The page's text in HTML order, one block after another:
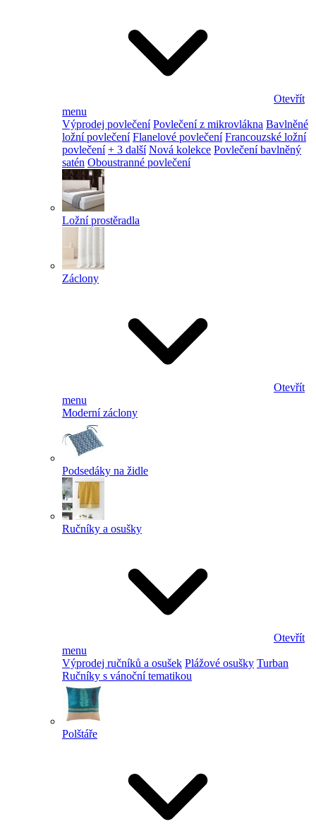
Otevřít
menu
Výprodej povlečení Povlečení z mikrovlákna Bavlněné
ložní povlečení Flanelové povlečení Francouzské ložní
povlečení + 3 další Nová kolekce Povlečení bavlněný
satén Oboustranné povlečení
Ložní prostěradla
Záclony
Otevřít
menu
Moderní záclony
Podsedáky na židle
Ručníky a osušky
Otevřít
menu
Výprodej ručníků a osušek Plážové osušky Turban
Ručníky s vánoční tematikou
Polštáře